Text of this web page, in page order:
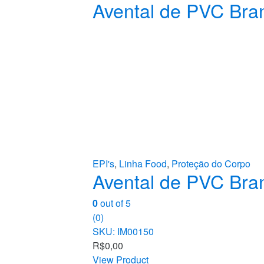
Avental de PVC
EPI's, Linha Food, Proteção do Corpo
Avental de PVC
0out of 5
(0)
SKU: IM00150
R$0,00
View Product